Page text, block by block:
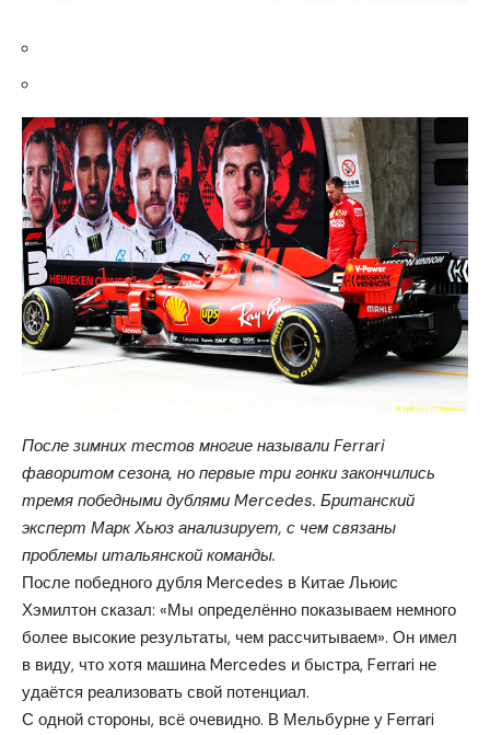
После зимних тестов многие называли Ferrari
фаворитом сезона, но первые три гонки закончились
тремя победными дублями Mercedes. Британский
эксперт Марк Хьюз анализирует, с чем связаны
проблемы итальянской команды.
После победного дубля Mercedes в Китае Льюис
Хэмилтон сказал: «Мы определённо показываем немного
более высокие результаты, чем рассчитываем». Он имел
в виду, что хотя машина Mercedes и быстра, Ferrari не
удаётся реализовать свой потенциал.
С одной стороны, всё очевидно. В Мельбурне у Ferrari